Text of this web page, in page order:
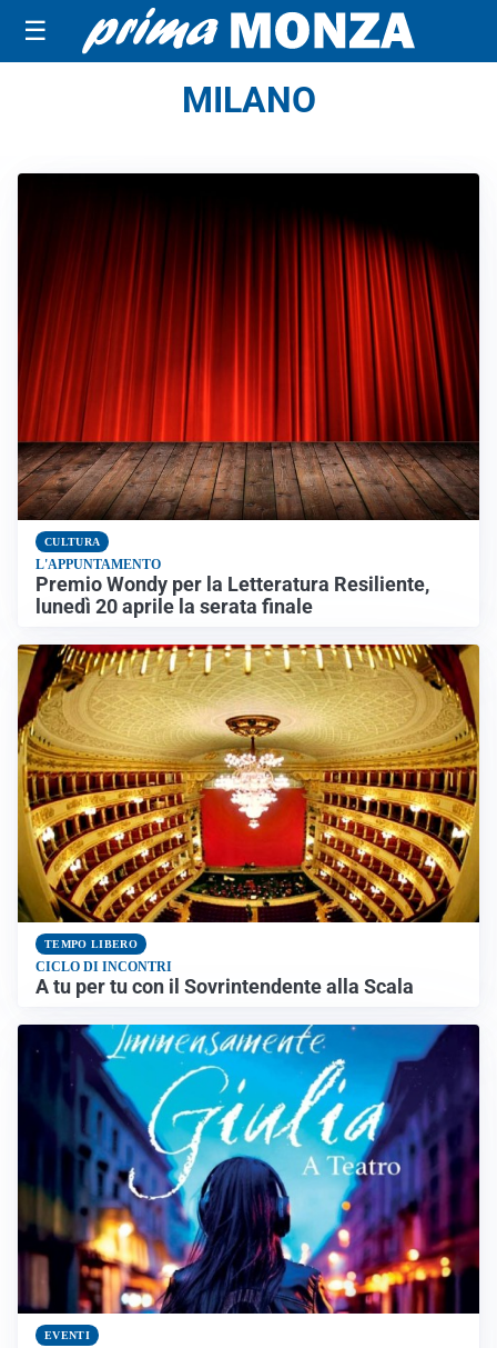
☰
MILANO
CULTURA
L'APPUNTAMENTO
Premio Wondy per la Letteratura Resiliente,
lunedì 20 aprile la serata finale
TEMPO LIBERO
CICLO DI INCONTRI
A tu per tu con il Sovrintendente alla Scala
EVENTI